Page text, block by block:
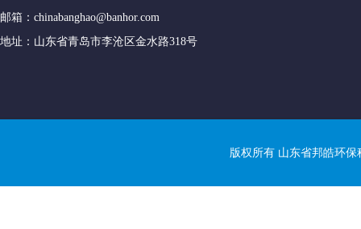
邮箱：chinabanghao@banhor.com
地址：山东省青岛市李沧区金水路318号
版权所有 山东省邦皓环保